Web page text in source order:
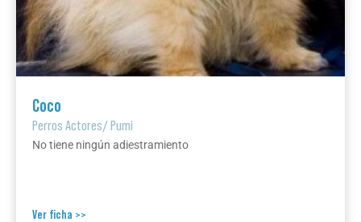
Coco
Perros Actores/Pumi
No tiene ningún adiestramiento
Ver ficha >>